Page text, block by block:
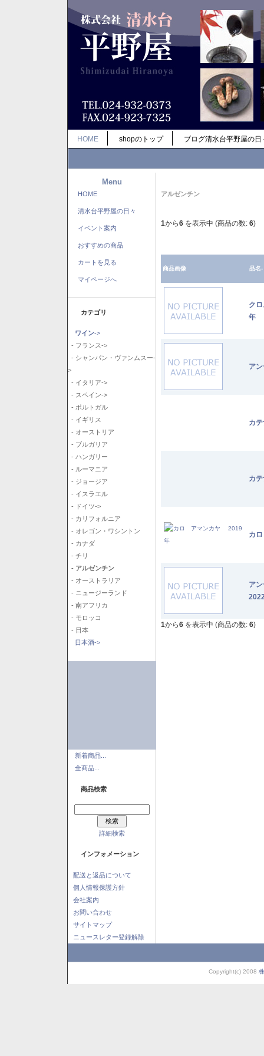
HOME shopのトップ ブログ清水台平野屋の日
Menu
HOME
清水台平野屋の日々
イベント案内
おすすめの商品
カートを見る
マイページへ
カテゴリ
ワイン->
- フランス->
- シャンパン・ヴァンムスー-
>
- イタリア->
- スペイン->
- ポルトガル
- イギリス
- オーストリア
- ブルガリア
- ハンガリー
- ルーマニア
- ジョージア
- イスラエル
- ドイツ->
- カリフォルニア
- オレゴン・ワシントン
- カナダ
- チリ
- アルゼンチン
- オーストラリア
- ニュージーランド
- 南アフリカ
- モロッコ
- 日本
日本酒->
新着商品...
全商品...
商品検索
詳細検索
インフォメーション
配送と返品について
個人情報保護方針
会社案内
お問い合わせ
サイトマップ
ニュースレター登録解除
アルゼンチン
1から6 を表示中 (商品の数: 6)
商品画像 品名-
ク
年
ア
カ
カ
カ
ア
1から6 を表示中 (商品の数: 6)
Copyright(c) 2008